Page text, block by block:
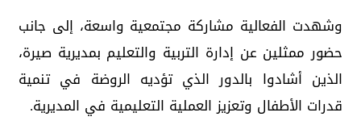
وشهدت الفعالية مشاركة مجتمعية واسعة، إلى جانب
حضور ممثلين عن إدارة التربية والتعليم بمديرية صيرة،
الذين أشادوا بالدور الذي تؤديه الروضة في تنمية
قدرات الأطفال وتعزيز العملية التعليمية في المديرية.